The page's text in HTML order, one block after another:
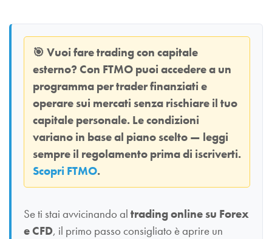
🎯 Vuoi fare trading con capitale
esterno? Con FTMO puoi accedere a un
programma per trader finanziati e
operare sui mercati senza rischiare il tuo
capitale personale. Le condizioni
variano in base al piano scelto — leggi
sempre il regolamento prima di iscriverti.
Scopri FTMO.
Se ti stai avvicinando al trading online su Forex
e CFD, il primo passo consigliato è aprire un